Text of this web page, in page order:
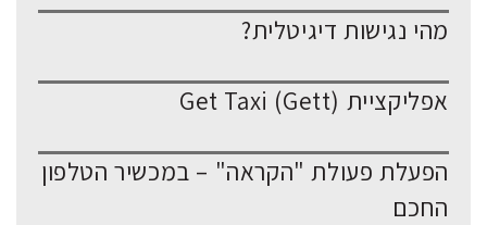
מהי נגישות דיגיטלית?
אפליקציית Get Taxi (Gett)
הפעלת פעולת "הקראה" – במכשיר הטלפון
החכם